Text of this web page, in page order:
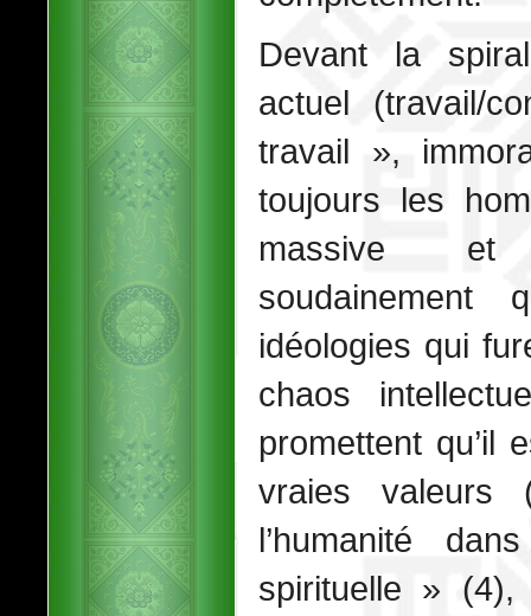
Devant la
actuel (travail/
travail »,
toujours les
massive et
idéologies qui
chaos
promettent qu’il
vraies
l’humanité
spirituelle »